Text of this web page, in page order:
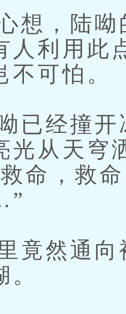
，陆呦
人利用此
不可怕。
经撞开
光从天穹
命，救
然通向